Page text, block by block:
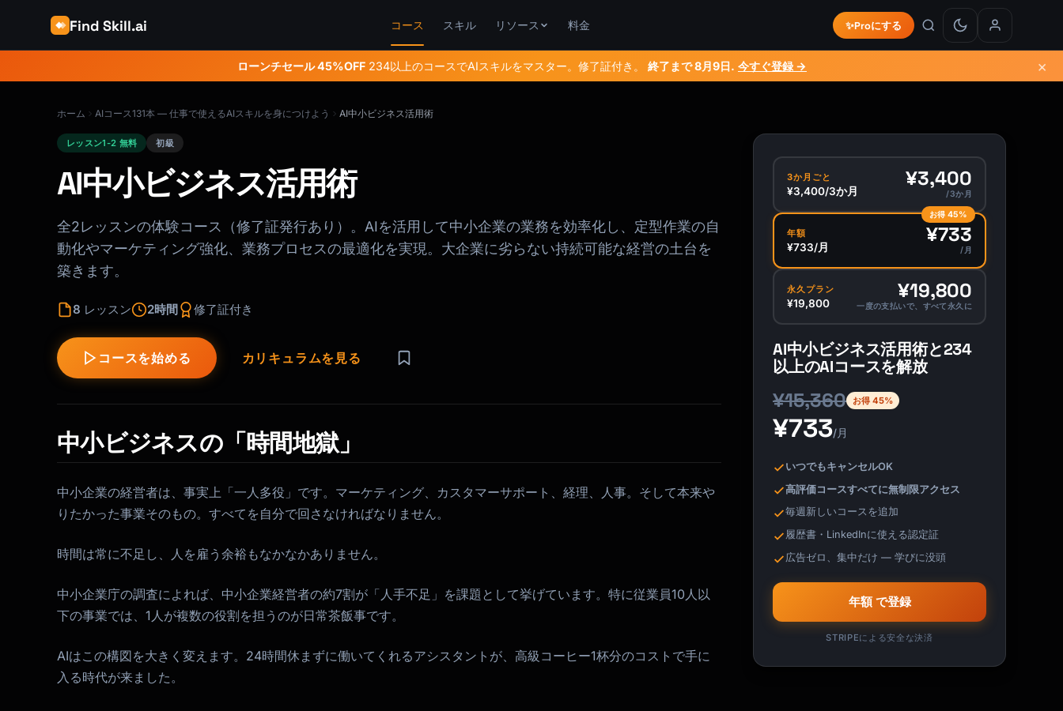
Find Skill.ai コース スキル リソース 料金 ✨Proにする
ローンチセール 45%OFF 234以上のコースでAIスキルをマスター。修了証付き。 終了まで8月9日. 今すぐ登録 → ×
ホーム AIコース131本 — 仕事で使えるAIスキルを身につけよう AI中小ビジネス活用術
レッスン1-2 無料 初級
AI中小ビジネス活用術
全2レッスンの体験コース（修了証発行あり）。AIを活用して中小企業の業務を効率化し、定型作業の自
動化やマーケティング強化、業務プロセスの最適化を実現。大企業に劣らない持続可能な経営の土台を
築きます。
8 レッスン 2時間 修了証付き
コースを始める カリキュラムを見る
中小ビジネスの「時間地獄」
中小企業の経営者は、事実上「一人多役」です。マーケティング、カスタマーサポート、経理、人事。そして本来や
りたかった事業そのもの。すべてを自分で回さなければなりません。
時間は常に不足し、人を雇う余裕もなかなかありません。
中小企業庁の調査によれば、中小企業経営者の約7割が「人手不足」を課題として挙げています。特に従業員10人以
下の事業では、1人が複数の役割を担うのが日常茶飯事です。
AIはこの構図を大きく変えます。24時間休まずに働いてくれるアシスタントが、高級コーヒー1杯分のコストで手に
入る時代が来ました。
3か月ごと
¥3,400/3か月
¥3,400
/3か月
お得 45%
年額
¥733/月
¥733
/月
永久プラン
¥19,800
¥19,800
一度の支払いで、すべて永久に
AI中小ビジネス活用術と234
以上のAIコースを解放
¥15,360 お得 45%
¥733/月
いつでもキャンセルOK
高評価コースすべてに無制限アクセス
毎週新しいコースを追加
履歴書・LinkedInに使える認定証
広告ゼロ、集中だけ — 学びに没頭
年額 で登録
STRIPEによる安全な決済